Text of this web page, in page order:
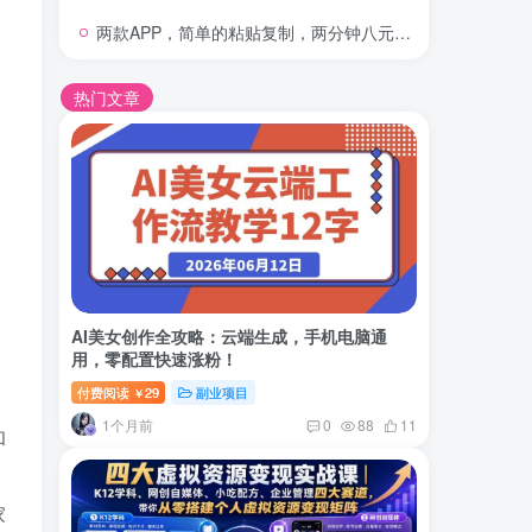
两款APP，简单的粘贴复制，两分钟八元钱，无限做，执行就有收入
热门文章
AI美女创作全攻略：云端生成，手机电脑通
用，零配置快速涨粉！
付费阅读 ￥29 副业项目
1个月前 0 88 11